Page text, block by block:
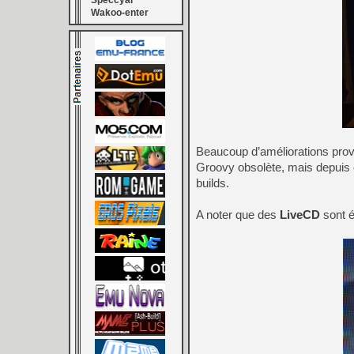
Wakoo-enter
Beaucoup d’améliorations
Groovy obsolète, mais
builds.
A noter que des LiveCD sont